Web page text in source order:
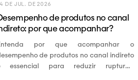
DE JUL. DE 2026
de produtos no canal
por que acompanhar?
por que acompanhar o
de produtos no canal indireto
essencial para reduzir rupturas,